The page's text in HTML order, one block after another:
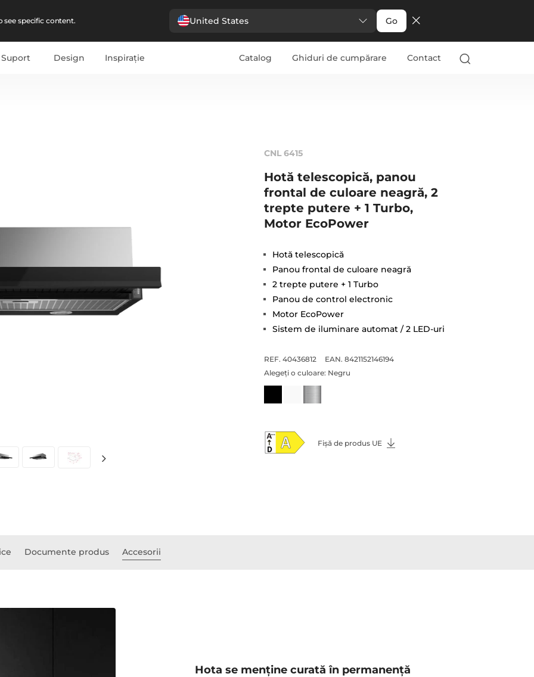
specific content. United States Go
Suport Design Inspirație Catalog Ghiduri de cumpărare Contact
CNL 6415
Hotă telescopică, panou
frontal de culoare neagră, 2
trepte putere + 1 Turbo,
Motor EcoPower
Hotă telescopică
Panou frontal de culoare neagră
2 trepte putere + 1 Turbo
Panou de control electronic
Motor EcoPower
Sistem de iluminare automat / 2 LED-uri
REF. 40436812
EAN. 8421152146194
Alegeți o culoare: Negru
Fișă de produs UE
Documente produs Accesorii
Hota se menţine curată în permanenţă